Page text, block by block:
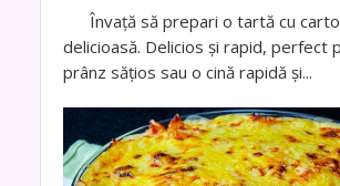
Învaţă să prepari o tartă cu
delicioasă. Delicios și rapid, perfect
prânz sățios sau o cină rapidă și...